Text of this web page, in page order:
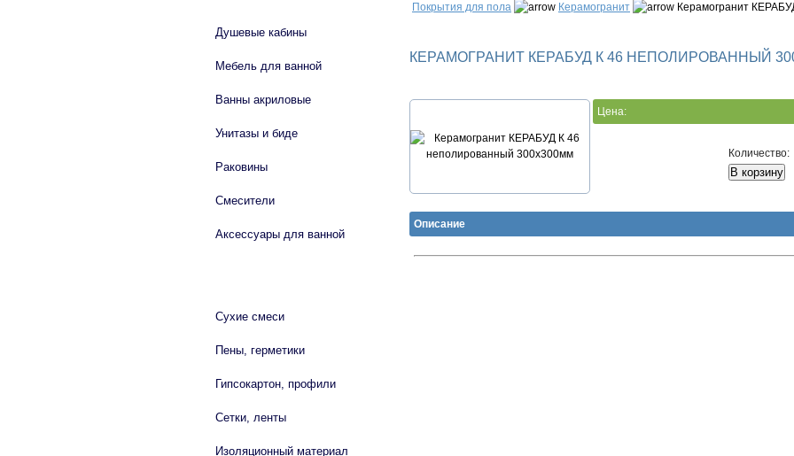
Покрытия для пола Керамогранит Керамогранит
КЕРАМОГРАНИТ КЕРАБУД К 46 НЕПОЛИРОВАННЫЙ
Цена:
Количество:
Описание
Душевые кабины
Мебель для ванной
Ванны акриловые
Унитазы и биде
Раковины
Смесители
Аксессуары для ванной
Сухие смеси
Пены, герметики
Гипсокартон, профили
Сетки, ленты
Изоляционный материал